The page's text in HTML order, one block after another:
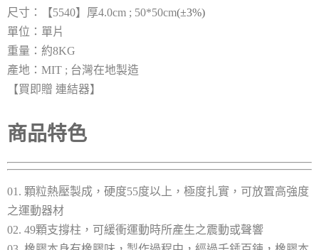
尺寸：【5540】厚4.0cm ; 50*50cm(±3%)
單位：單片
重量：約8KG
產地：MIT ; 台灣在地製造
【買即贈 連結器】
商品特色
01. 顆粒熱壓製成，硬度55度以上，極度扎實，可放置高強度
之運動器材
02. 49顆支撐柱，可緩衝運動時所產生之震動或聲響